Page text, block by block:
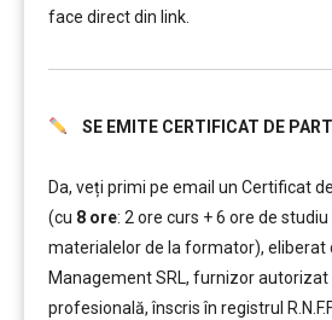
face direct din link.
SE EMITE CERTIFICAT DE
Da, veți primi pe email un Certificat
(cu 8 ore: 2 ore curs + 6 ore de studiu
materialelor de la formator), eliberat
Management SRL, furnizor
profesională, înscris în registrul